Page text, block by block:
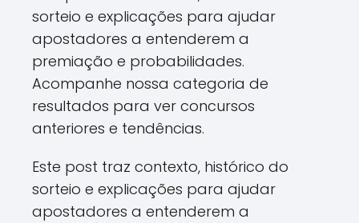
sorteio e explicações para ajudar
apostadores a entenderem a
premiação e probabilidades.
Acompanhe nossa categoria de
resultados para ver concursos
anteriores e tendências.
Este post traz contexto, histórico do
sorteio e explicações para ajudar
apostadores a entenderem a